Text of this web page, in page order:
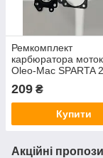
Ремкомплект
карбюратора
Oleo-Mac SPARTA
209 ₴
Купити
Акційні